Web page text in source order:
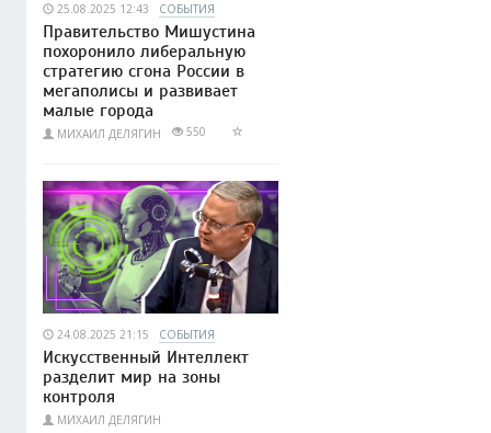
25.08.2025 12:43 СОБЫТИЯ
Правительство Мишустина
похоронило либеральную
стратегию сгона России в
мегаполисы и развивает
малые города
МИХАИЛ ДЕЛЯГИН 550
24.08.2025 21:15 СОБЫТИЯ
Искусственный Интеллект
разделит мир на зоны
контроля
МИХАИЛ ДЕЛЯГИН